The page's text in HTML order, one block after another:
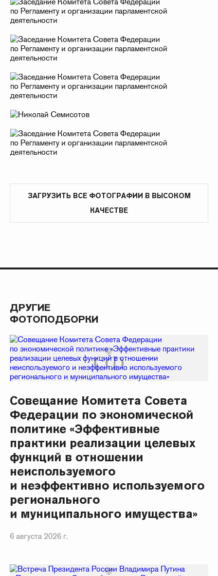
ЗАГРУЗИТЬ ВСЕ ФОТОГРАФИИ В ВЫСОКОМ
КАЧЕСТВЕ
ДРУГИЕ
ФОТОПОДБОРКИ
Совещание Комитета Совета
Федерации по экономической
политике «Эффективные
практики реализации целевых
функций в отношении
неиспользуемого
и неэффективно используемого
регионального
и муниципального имущества»
6 августа 2026 г.